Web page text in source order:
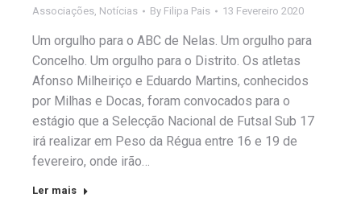
Associações Notícias By Filipa Pais 13 Fevereiro 2020
Um orgulho para o ABC de Nelas. Um orgulho para
Concelho. Um orgulho para o Distrito. Os atletas
Afonso Milheiriço e Eduardo Martins, conhecidos
por Milhas e Docas, foram convocados para o
estágio que a Selecção Nacional de Futsal Sub 17
irá realizar em Peso da Régua entre 16 e 19 de
fevereiro, onde irão…
Ler mais